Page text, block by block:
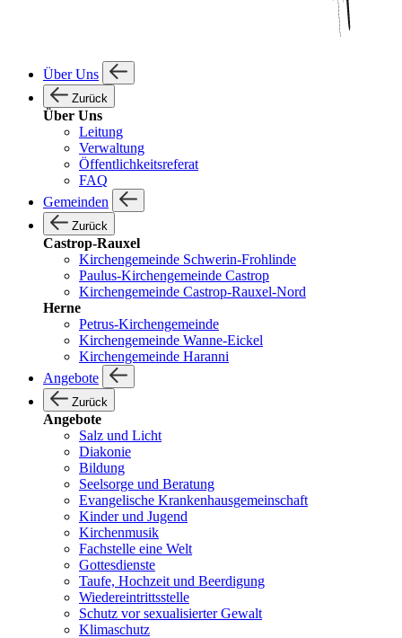
Über Uns
Zurück
Über Uns
Leitung
Verwaltung
Öffentlichkeitsreferat
FAQ
Gemeinden
Zurück
Castrop-Rauxel
Kirchengemeinde Schwerin-Frohlinde
Paulus-Kirchengemeinde Castrop
Kirchengemeinde Castrop-Rauxel-Nord
Herne
Petrus-Kirchengemeinde
Kirchengemeinde Wanne-Eickel
Kirchengemeinde Haranni
Angebote
Zurück
Angebote
Salz und Licht
Diakonie
Bildung
Seelsorge und Beratung
Evangelische Krankenhausgemeinschaft
Kinder und Jugend
Kirchenmusik
Fachstelle eine Welt
Gottesdienste
Taufe, Hochzeit und Beerdigung
Wiedereintrittsstelle
Schutz vor sexualisierter Gewalt
Klimaschutz